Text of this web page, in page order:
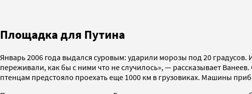
Площадка для Путина
Январь 2006 года выдался суровым: ударили морозы под 20
переживали, как бы с ними что не случилось», — рассказывает
птенцам предстояло проехать еще 1000 км в грузовиках. Машины